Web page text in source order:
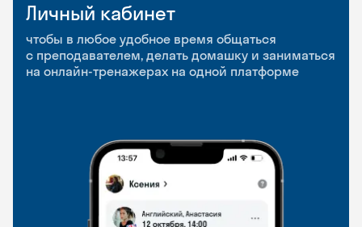
Личный кабинет
чтобы в любое удобное время общаться
с преподавателем, делать домашку и заниматься
на онлайн-тренажерах на одной платформе
Мобильное
приложение
чтобы заниматься и изучать новые слова где
и когда удобно
Разговорные клубы
и Talks
Групповые занятия для разговорной практики
и индивидуальные встречи с преподавателями